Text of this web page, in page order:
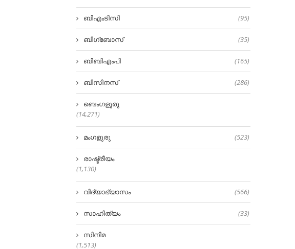
ബിഎംടിസി (95)
ബിഗ്‌ബോസ് (35)
ബിബിഎംപി (165)
ബിസിനസ് (286)
ബെംഗളൂരു
(14,271)
മംഗളുരു (523)
രാഷ്ട്രീയം
(1,130)
വിദ്യാഭ്യാസം (566)
സാഹിത്യം (33)
സിനിമ
(1,513)